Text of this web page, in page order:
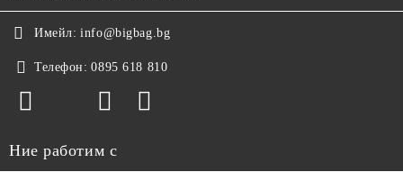
Имейл: info@bigbag.bg
Телефон: 0895 618 810
Ние работим с